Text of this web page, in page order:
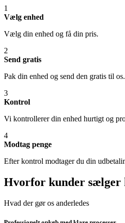
1
Vælg enhed
Vælg din enhed og få din pris.
2
Send gratis
Pak din enhed og send den gratis til os.
3
Kontrol
Vi kontrollerer din enhed hurtigt og
4
Modtag penge
Efter kontrol modtager du din
Hvorfor kunder sælger
Hvad der gør os anderledes